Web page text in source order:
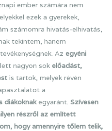
ember számára nem
ezek a gyerekek,
számomra hivatás-elhivatás,
tekintem, hanem
Az egyéni
nagyon sok előadást,
is tartok, melyek révén
a
diákoknakegyaránt. Szívesen
részről az említett
hogy amennyire tőlem telik,